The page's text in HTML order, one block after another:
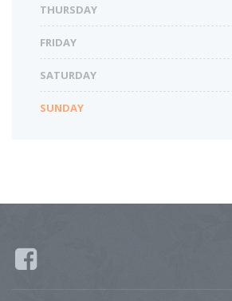
THURSDAY
FRIDAY
SATURDAY
SUNDAY